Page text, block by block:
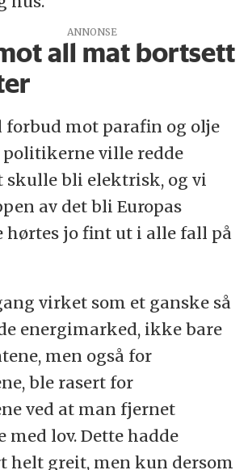
all mat bortsett
forbud mot parafin og olje
politikerne ville redde
skulle bli elektrisk, og vi
av det bli Europas
hørtes jo fint ut i alle fall på
virket som et ganske så
energimarked, ikke bare
men også for
ble rasert for
ved at man fjernet
med lov. Dette hadde
helt greit, men kun dersom